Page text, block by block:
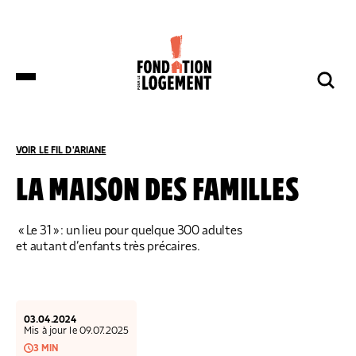
NOTRE ORGANISATION
NOS COMPTES
IMPACTS ET SUCCÈS
LUTTER CONTRE L’HABITAT INDIGNE
DES DÉPUTÉS DE HUIT GROUPES
POLITIQUES DÉPOSENT UNE
PROPOSITION DE LOI SUR LES
NOS PUBLICATIONS
NOUS SOUTENIR
DON RÉGULIER
DON PONCTUEL
TRANSMETTRE SON PATRIMOINE
VOIR LE FIL D'ARIANE
ACCUEIL COMPRENDRE ET S’INFORMER
LA MAISON DES FAMILLES
« Le 31 » : un lieu pour quelque 300 adultes
et autant d’enfants très précaires.
03.04.2024
Mis à jour le 09.07.2025
3 MIN